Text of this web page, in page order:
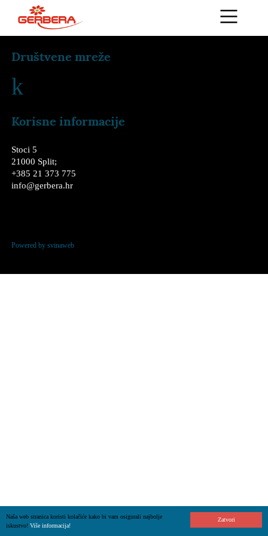
Zatvori
Naša web stranica koristi kolačiće kako bi vam osigurali najbolje
iskustvo! Više informacija!
Društvene mreže
k
Korisne informacije
Stoci 5
21000 Split;
+385 21 373 775
info@gerbera.hr
Powered by svinaweb